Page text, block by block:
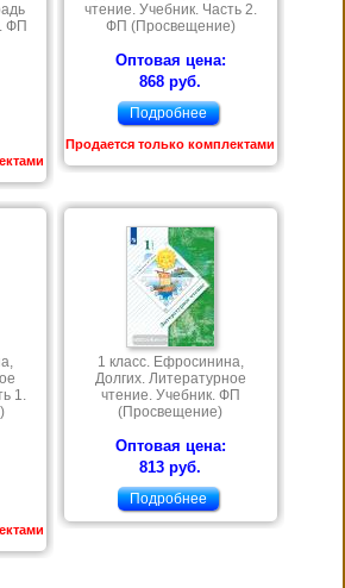
ФП
чтение. Учебник. Часть 2.
ФП (Просвещение)
Оптовая цена:
868 руб.
Подробнее
Продается только комплектами
1.
1 класс. Ефросинина,
Долгих. Литературное
чтение. Учебник. ФП
(Просвещение)
Оптовая цена:
813 руб.
Подробнее